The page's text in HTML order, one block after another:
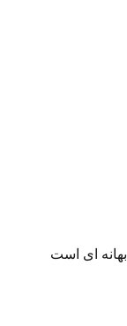
ای است